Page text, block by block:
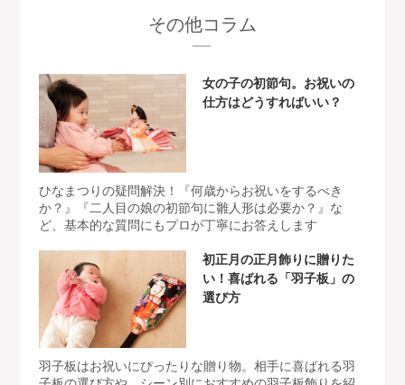
その他コラム
女の子の初節句。お祝いの
仕方はどうすればいい？
ひなまつりの疑問解決！『何歳からお祝いをするべき
か？』『二人目の娘の初節句に雛人形は必要か？』な
ど、基本的な質問にもプロが丁寧にお答えします
初正月の正月飾りに贈りた
い！喜ばれる「羽子板」の
選び方
羽子板はお祝いにぴったりな贈り物。相手に喜ばれる羽